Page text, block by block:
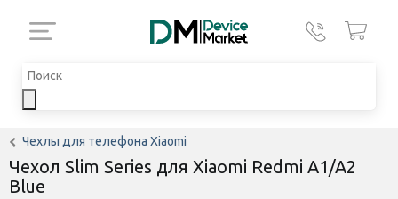
Чехлы для телефона Xiaomi
Чехол Slim Series для Xiaomi Redmi A1/A2
Blue